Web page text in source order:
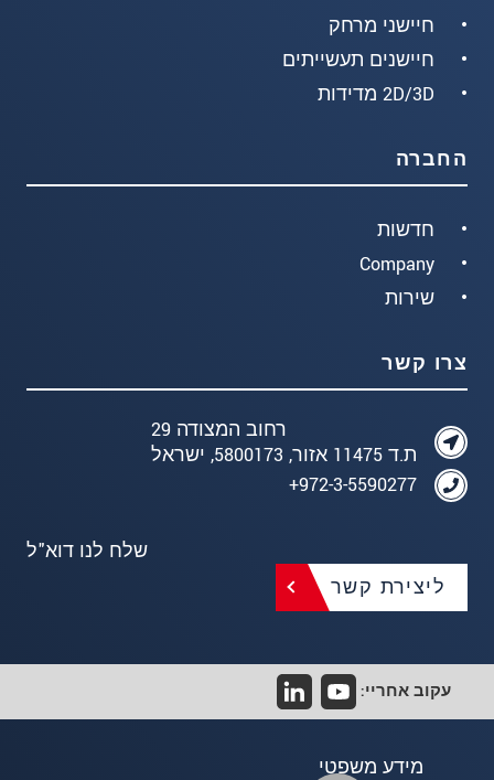
חיישני מרחק
חיישנים תעשייתים
2D/3D מדידות
החברה
חדשות
Company
שירות
צרו קשר
רחוב המצודה 29
ת.ד 11475 אזור, 5800173, ישראל
972-3-5590277+
שלח לנו דוא"ל
ליצירת קשר
עקוב אחריי:
מידע משפטי